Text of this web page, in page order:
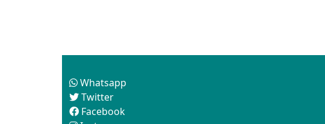
Whatsapp
Twitter
Facebook